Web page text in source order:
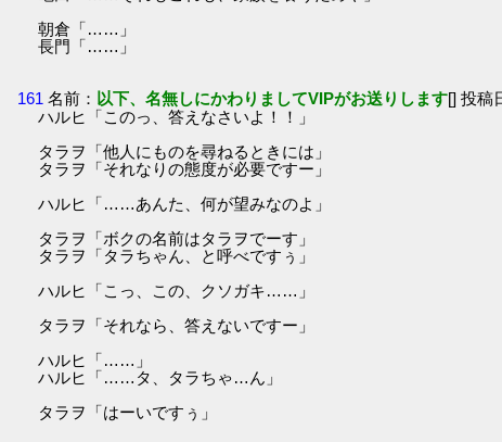
朝倉「……」
長門「……」
161 名前： 以下、名無しにかわりましてVIPがお送りします[] 投稿
ハルヒ「このっ、答えなさいよ！！」
タラヲ「他人にものを尋ねるときには」
タラヲ「それなりの態度が必要ですー」
ハルヒ「……あんた、何が望みなのよ」
タラヲ「ボクの名前はタラヲでーす」
タラヲ「タラちゃん、と呼べですぅ」
ハルヒ「こっ、この、クソガキ……」
タラヲ「それなら、答えないですー」
ハルヒ「……」
ハルヒ「……タ、タラちゃ…ん」
タラヲ「はーいですぅ」